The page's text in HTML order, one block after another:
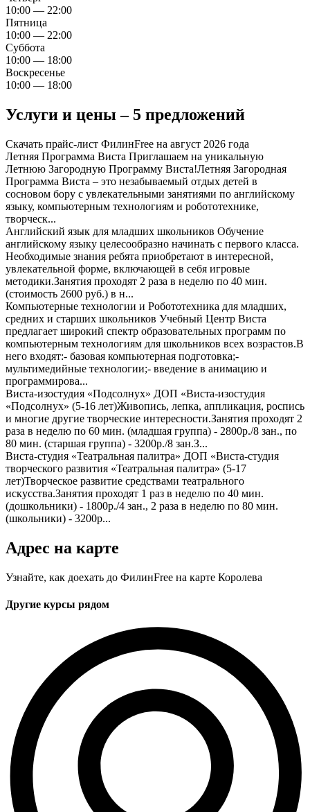
10:00 — 22:00
Пятница
10:00 — 22:00
Суббота
10:00 — 18:00
Воскресенье
10:00 — 18:00
Услуги и цены – 5 предложений
Скачать прайс-лист ФилинFree на август 2026 года
Летняя Программа Виста Приглашаем на уникальную
Летнюю Загородную Программу Виста!Летняя Загородная
Программа Виста – это незабываемый отдых детей в
сосновом бору с увлекательными занятиями по английскому
языку, компьютерным технологиям и робототехнике,
творческ...
Английский язык для младших школьников Обучение
английскому языку целесообразно начинать с первого класса.
Необходимые знания ребята приобретают в интересной,
увлекательной форме, включающей в себя игровые
методики.Занятия проходят 2 раза в неделю по 40 мин.
(стоимость 2600 руб.) в н...
Компьютерные технологии и Робототехника для младших,
средних и старших школьников Учебный Центр Виста
предлагает широкий спектр образовательных программ по
компьютерным технологиям для школьников всех возрастов.В
него входят:- базовая компьютерная подготовка;-
мультимедийные технологии;- введение в анимацию и
программирова...
Виста-изостудия «Подсолнух» ДОП «Виста-изостудия
«Подсолнух» (5-16 лет)Живопись, лепка, аппликация, роспись
и многие другие творческие интересности.Занятия проходят 2
раза в неделю по 60 мин. (младшая группа) - 2800р./8 зан., по
80 мин. (старшая группа) - 3200р./8 зан.З...
Виста-студия «Театральная палитра» ДОП «Виста-студия
творческого развития «Театральная палитра» (5-17
лет)Творческое развитие средствами театрального
искусства.Занятия проходят 1 раз в неделю по 40 мин.
(дошкольники) - 1800р./4 зан., 2 раза в неделю по 80 мин.
(школьники) - 3200р...
Адрес на карте
Узнайте, как доехать до ФилинFree на карте Королева
Другие курсы рядом